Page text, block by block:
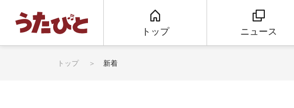
トップ ニュース
トップ 新着